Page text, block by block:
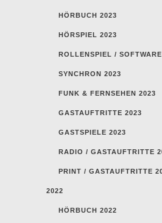
HÖRBUCH 2023
HÖRSPIEL 2023
ROLLENSPIEL /
SYNCHRON 2023
FUNK & FERNSEHEN 2023
GASTAUFTRITTE 2023
GASTSPIELE 2023
RADIO / GASTAUFTRITTE
PRINT / GASTAUFTRITTE
2022
HÖRBUCH 2022